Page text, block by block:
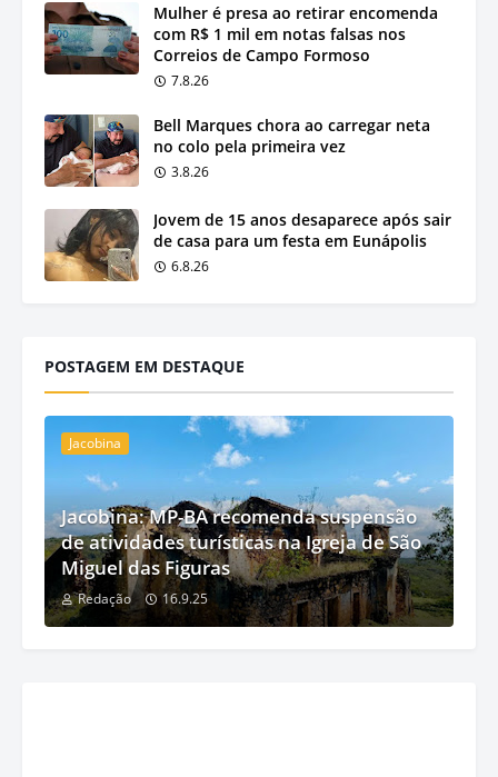
Mulher é presa ao retirar encomenda
com R$ 1 mil em notas falsas nos
Correios de Campo Formoso
7.8.26
Bell Marques chora ao carregar neta
no colo pela primeira vez
3.8.26
Jovem de 15 anos desaparece após sair
de casa para um festa em Eunápolis
6.8.26
POSTAGEM EM DESTAQUE
Jacobina
Jacobina: MP-BA recomenda suspensão
de atividades turísticas na Igreja de São
Miguel das Figuras
Redação 16.9.25